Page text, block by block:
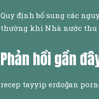
Quy định bổ sung các
thường khi Nhà nước thu
Phản hồi gần
recep tayyip erdoğan